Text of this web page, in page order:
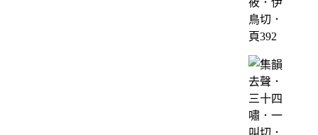
筱．伊
鳥切．
頁392